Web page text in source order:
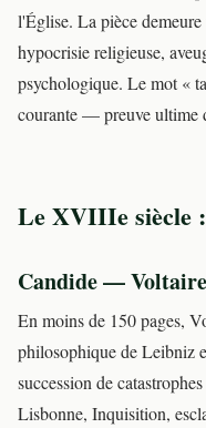
l'Église. La pièce demeure
hypocrisie religieuse,
psychologique. Le mot «
courante — preuve ultime
Le XVIIIe siècle
Candide —
En moins de 150 pages,
philosophique de Leibniz
succession de
Lisbonne, Inquisition,